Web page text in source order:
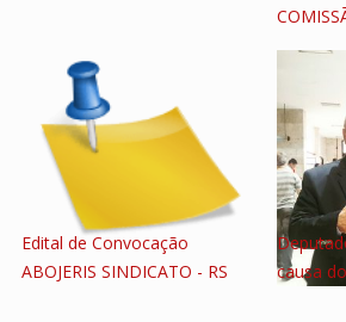
Edital de Convocação
ABOJERIS SINDICATO - RS
causa